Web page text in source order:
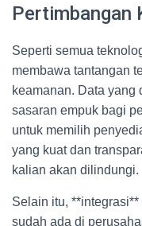
Pertimbangan
Seperti semua
membawa tantangan
keamanan. Data
sasaran empuk bagi
untuk memilih
yang kuat dan
kalian akan dilindungi.
Selain itu,
sudah ada di